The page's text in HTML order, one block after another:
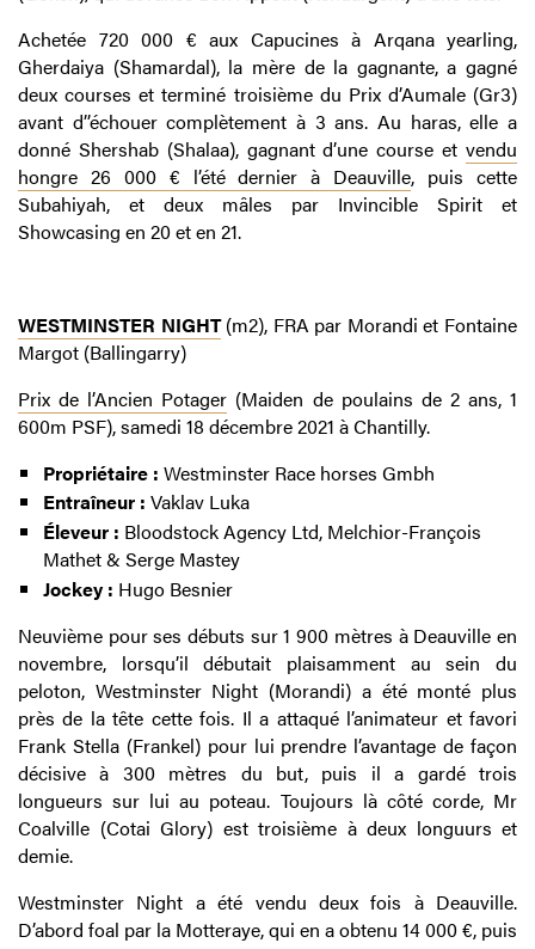
Achetée 720 000 € aux Capucines à Arqana yearling,
Gherdaiya (Shamardal), la mère de la gagnante, a gagné
deux courses et terminé troisième du Prix d’Aumale (Gr3)
avant d’’échouer complètement à 3 ans. Au haras, elle a
donné Shershab (Shalaa), gagnant d’une course et vendu
hongre 26 000 € l’été dernier à Deauville, puis cette
Subahiyah, et deux mâles par Invincible Spirit et
Showcasing en 20 et en 21.
WESTMINSTER NIGHT(m2), FRA par Morandi et Fontaine
Margot (Ballingarry)
Prix de l’Ancien Potager (Maiden de poulains de 2 ans, 1
600m PSF), samedi 18 décembre 2021 à Chantilly.
Propriétaire : Westminster Race horses Gmbh
Entraîneur : Vaklav Luka
Éleveur : Bloodstock Agency Ltd, Melchior-François
Mathet & Serge Mastey
Jockey : Hugo Besnier
Neuvième pour ses débuts sur 1 900 mètres à Deauville en
novembre, lorsqu’il débutait plaisamment au sein du
peloton, Westminster Night (Morandi) a été monté plus
près de la tête cette fois. Il a attaqué l’animateur et favori
Frank Stella (Frankel) pour lui prendre l’avantage de façon
décisive à 300 mètres du but, puis il a gardé trois
longueurs sur lui au poteau. Toujours là côté corde, Mr
Coalville (Cotai Glory) est troisième à deux longuurs et
demie.
Westminster Night a été vendu deux fois à Deauville.
D’abord foal par la Motteraye, qui en a obtenu 14 000 €, puis